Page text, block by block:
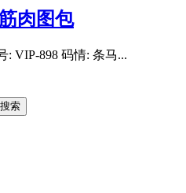
肉图包
: VIP-898 码情: 条马...
搜索